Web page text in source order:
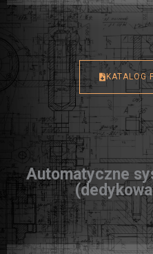
KATALOG
Automatyczne